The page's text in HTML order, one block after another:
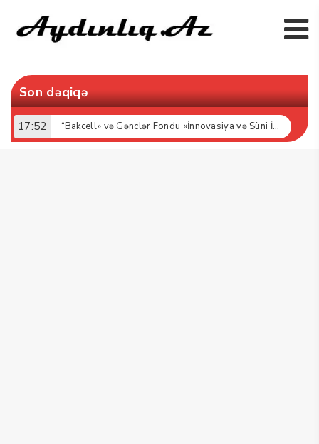
Son dəqiqə
17:52 “Bakcell» və Gənclər Fondu «İnnovasiya və Süni İntellekt» üzrə təqaüd proqramının qalibləri ilə görüş keçirib